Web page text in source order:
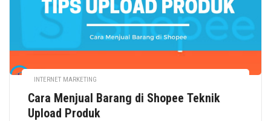
INTERNET MARKETING
Cara Menjual Barang di Shopee Teknik
Upload Produk